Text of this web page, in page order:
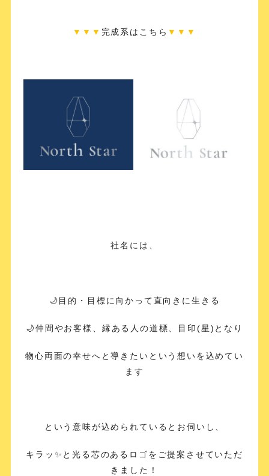
▼▼▼ 完成系はこちら ▼ ▼ ▼
社名には、
🌙目的・目標に向かって直向きに生きる
🌙仲間やお客様、縁ある人の道標、目印(星)となり
物心両面の幸せへと導きたいという想いを込めてい
ます
という意味が込められているとお伺いし、
キラッ✨と光る芯のあるロゴをご提案させていただ
きました！